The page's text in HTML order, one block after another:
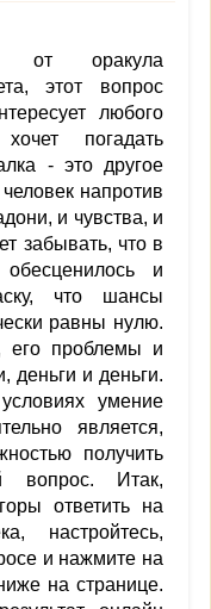
от оракула
этот вопрос
любого
погадать
- это другое
напротив
и чувства, и
забывать, что в
и
что шансы
равны нулю.
его проблемы и
деньги и деньги.
умение
является,
получить
вопрос. Итак,
ответить на
настройтесь,
и нажмите на
на странице.